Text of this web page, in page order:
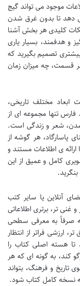
موجود می تواند گیج
دهد تا بدون غرق شدن
کلیدی هر بخش آشنا
و هدفمند، بسیار یاری
تصمیم بگیرید که
هر قسمت، چه میزان زمان
ابعاد مختلف تاریخی،
تنها مجموعه ای از
شعر و زندگی است.
پاسارگاد، هر گوشه از
ی اطلاعات مستند و
کامل و عمیق از این
آنلاین یا سایر کتب
تر، برتری اطلاعاتی
صرفاً به معرفی سطحی
ارزشی فراتر از انتظار
تا هسته اصلی کتاب را
کند، به گونه ای که هر
تاریخ و فرهنگ، بتواند
نسخه کامل کتاب شود.